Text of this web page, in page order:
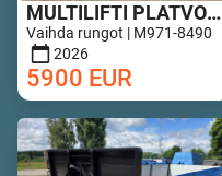
MULTILIFTI PLATVORM 6,8M UUS!
Vaihda rungot | M971-8490
2026
5900 EUR